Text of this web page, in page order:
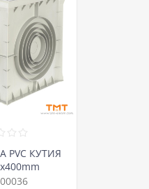
PVC КУТИЯ